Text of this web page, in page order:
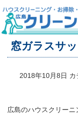
HOME > 窓ガラスサッ
窓ガラスサ
2018年10月8日 カ
広島のハウスクリーニ